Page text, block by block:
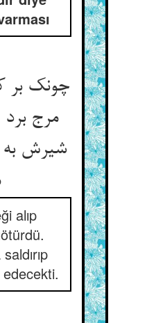
چونک
مرج
شیرش به
مرد
alıp